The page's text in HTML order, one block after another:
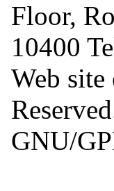
Floor,
10400
Web
GNU/